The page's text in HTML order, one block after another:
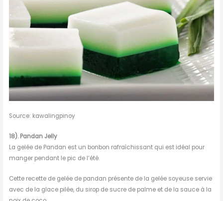
Source: kawalingpinoy
18). Pandan Jelly
La gelée de Pandan est un bonbon rafraîchissant qui est idéal pour
manger pendant le pic de l’été.
Cette recette de gelée de pandan présente de la gelée soyeuse servie
avec de la glace pilée, du sirop de sucre de palme et de la sauce à la